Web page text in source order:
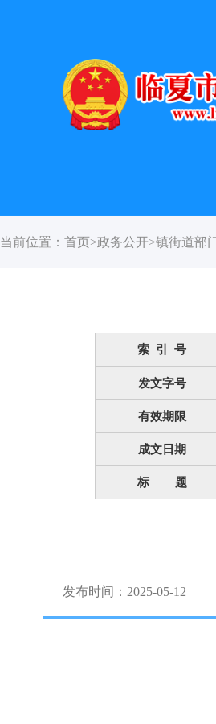
当前位置： 首页>政务公开>镇街道部
索 引 号
发文字号
有效期限
成文日期
标 题
发布时间：2025-05-12